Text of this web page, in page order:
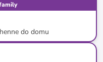
do domu